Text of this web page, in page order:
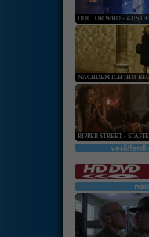
DOCTOR WHO - AUS
NACHDEM ICH IHM
RIPPER STREET -